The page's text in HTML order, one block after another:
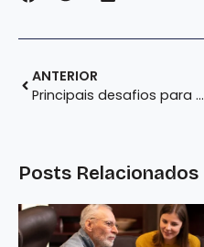
ANTERIOR
Principais desafios para as empresas em 2022
Posts Relacionados